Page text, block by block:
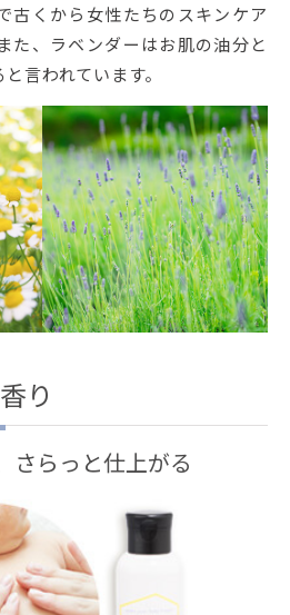
古くから女性たちのスキンケア
た、ラベンダーはお肌の油分と
言われています。
り
さらっと仕上がる